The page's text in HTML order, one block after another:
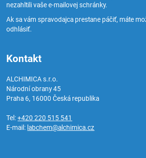
nezahltili vaše e-mailovej schránky.
Ak sa vám spravodajca prestane páčiť, máte
odhlásiť.
Kontakt
ALCHIMICA s.r.o.
Národní obrany 45
Praha 6, 16000Česká republika
Tel:+420 220 515 541
E-mail: labchem@alchimica.cz